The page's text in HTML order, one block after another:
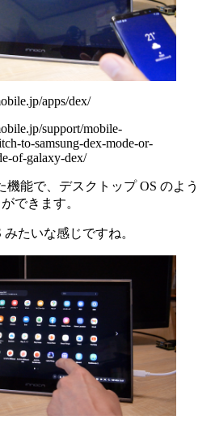
apps/dex/
support/mobile-
to-samsung-dex-mode-or-
of-galaxy-dex/
機能で、デスクトップ OS のよう
できます。
みたいな感じですね。